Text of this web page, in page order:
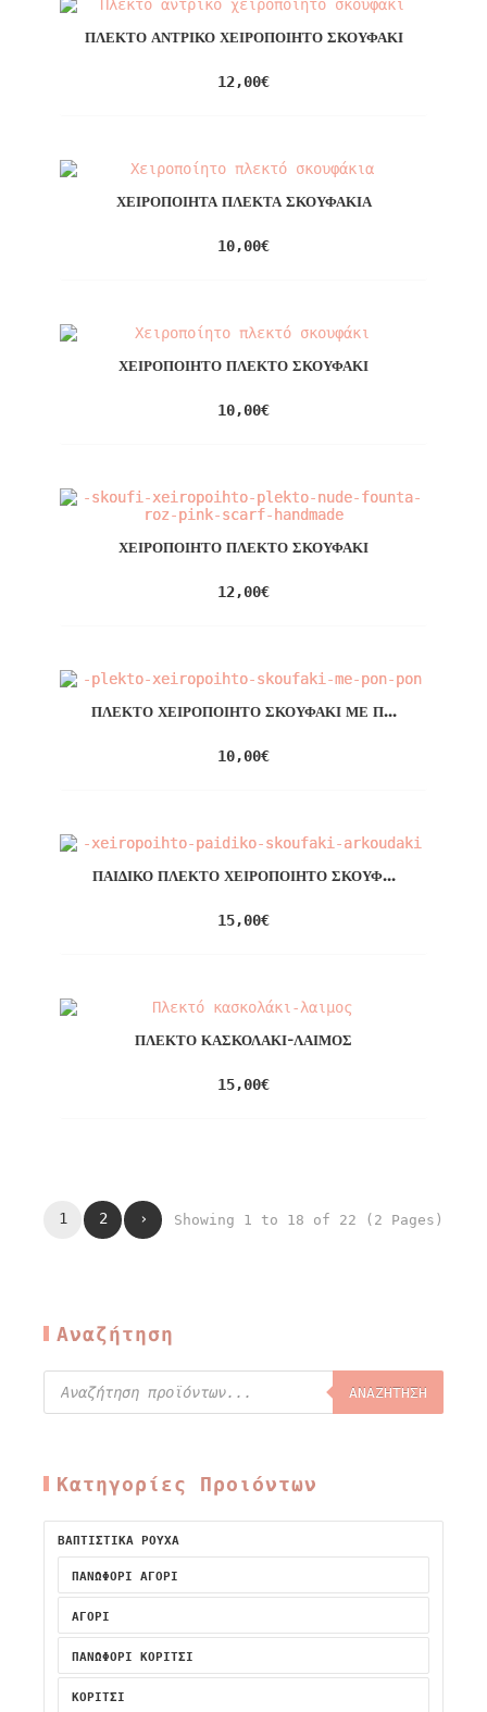
ΠΛΕΚΤΌ ΑΝΤΡΙΚΌ ΧΕΙΡΟΠΟΊΗΤΟ ΣΚΟΥΦΆΚΙ
12,00€
ΧΕΙΡΟΠΟΊΗΤΑ ΠΛΕΚΤΆ ΣΚΟΥΦΆΚΙΑ
10,00€
ΧΕΙΡΟΠΟΊΗΤΟ ΠΛΕΚΤΌ ΣΚΟΥΦΆΚΙ
10,00€
ΧΕΙΡΟΠΟΊΗΤΟ ΠΛΕΚΤΌ ΣΚΟΥΦΆΚΙ
12,00€
ΠΛΕΚΤΌ ΧΕΙΡΟΠΟΊΗΤΟ ΣΚΟΥΦΆΚΙ ΜΕ Π...
10,00€
ΠΑΙΔΙΚΌ ΠΛΕΚΤΌ ΧΕΙΡΟΠΟΊΗΤΟ ΣΚΟΥΦ...
15,00€
ΠΛΕΚΤΌ ΚΑΣΚΟΛΆΚΙ-ΛΑΙΜΌΣ
15,00€
1 2 › Showing 1 to 18 of 22 (2 Pages)
Αναζήτηση
ΑΝΑΖΉΤΗΣΗ
Κατηγορίες Προιόντων
ΒΑΠΤΙΣΤΙΚΆ ΡΟΎΧΑ
ΠΑΝΩΦΌΡΙ ΑΓΌΡΙ
ΑΓΌΡΙ
ΠΑΝΩΦΌΡΙ ΚΟΡΊΤΣΙ
ΚΟΡΊΤΣΙ